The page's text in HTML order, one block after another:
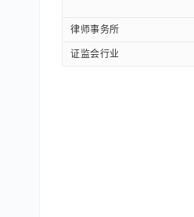
律师事务所
证监会行业